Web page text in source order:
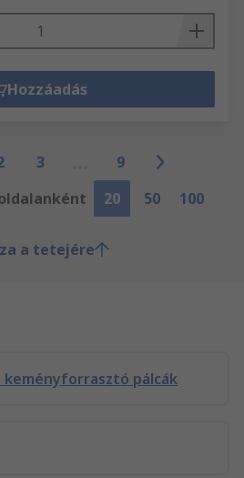
Hozzáadás
3
9
20 50 100
a tetejére
keményforrasztó pálcák